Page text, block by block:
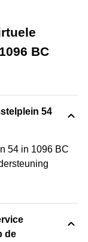
BC
54
54 in 1096 BC
de